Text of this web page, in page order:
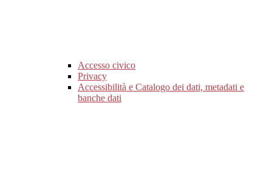
Accesso civico
Privacy
Accessibilità e Catalogo dei dati, metadati e
banche dati